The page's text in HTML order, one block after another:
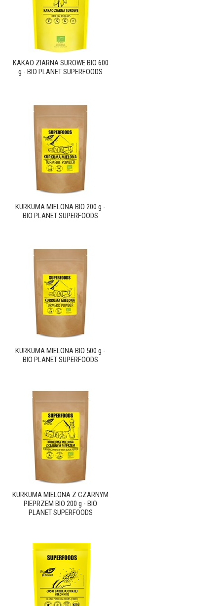
KAKAO ZIARNA SUROWE BIO 600
g - BIO PLANET SUPERFOODS
KURKUMA MIELONA BIO 200 g -
BIO PLANET SUPERFOODS
KURKUMA MIELONA BIO 500 g -
BIO PLANET SUPERFOODS
KURKUMA MIELONA Z CZARNYM
PIEPRZEM BIO 200 g - BIO
PLANET SUPERFOODS